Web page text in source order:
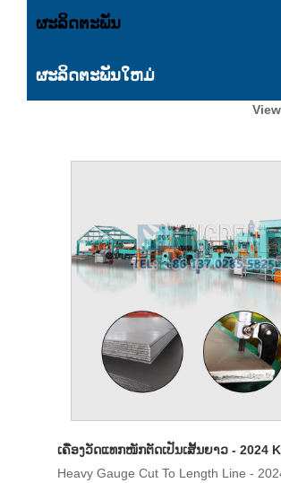
ຜະລິດຕະພັນ
ຜະລິດຕະພັນໃຫມ່
ເຄື່ອງວັດແທກໜັກຕັດເປັນເສັ້ນຍາວ - 2024
Heavy Gauge Cut To Length Line -